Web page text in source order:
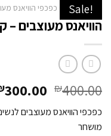
Sale!
עמוד הבית כפכפי הוויאנס
הוויאנס מעוצבים –
₪400.00
300.00
כפכפי הוויאנס מעוצבים
מושחר